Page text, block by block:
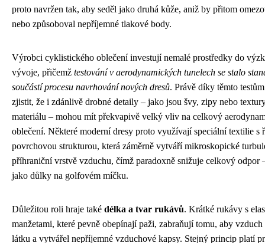
proto navržen tak, aby seděl jako druhá kůže, aniž by přitom
nebo způsoboval nepříjemné tlakové body.
Výrobci cyklistického oblečení investují nemalé prostředky do
vývoje, přičemž testování v aerodynamických tunelech se stalo
součástí procesu navrhování nových dresů. Právě díky těmto
zjistit, že i zdánlivě drobné detaily – jako jsou švy, zipy nebo
materiálu – mohou mít překvapivě velký vliv na celkový
oblečení. Některé moderní dresy proto využívají speciální textilie s
povrchovou strukturou, která záměrně vytváří mikroskopické
příhraniční vrstvě vzduchu, čímž paradoxně snižuje celkový odpor
jako důlky na golfovém míčku.
Důležitou roli hraje také délka a tvar rukávů. Krátké rukávy s
manžetami, které pevně obepínají paži, zabraňují tomu, aby
látku a vytvářel nepříjemné vzduchové kapsy. Stejný princip platí